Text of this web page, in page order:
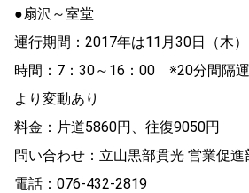
●扇沢～室堂
運行期間：2017年は11月30日（木
時間：7：30～16：00 ※20分間隔
より変動あり
料金：片道5860円、往復9050円
問い合わせ：立山黒部貫光 営業促進
電話：076-432-2819